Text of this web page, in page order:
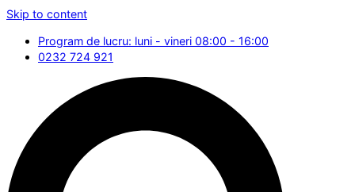
Skip to content
Program de lucru: luni - vineri 08:00 - 16:00
0232 724 921